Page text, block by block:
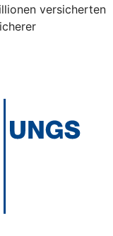
versicherten